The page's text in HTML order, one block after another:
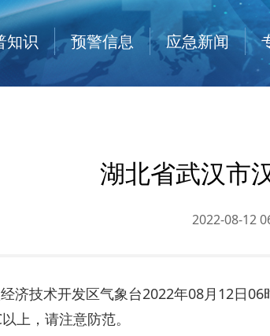
知识 预警信息 应急新闻
湖北省武汉市
2022-08-12
济技术开发区气象台2022年08月12日
上，请注意防范。